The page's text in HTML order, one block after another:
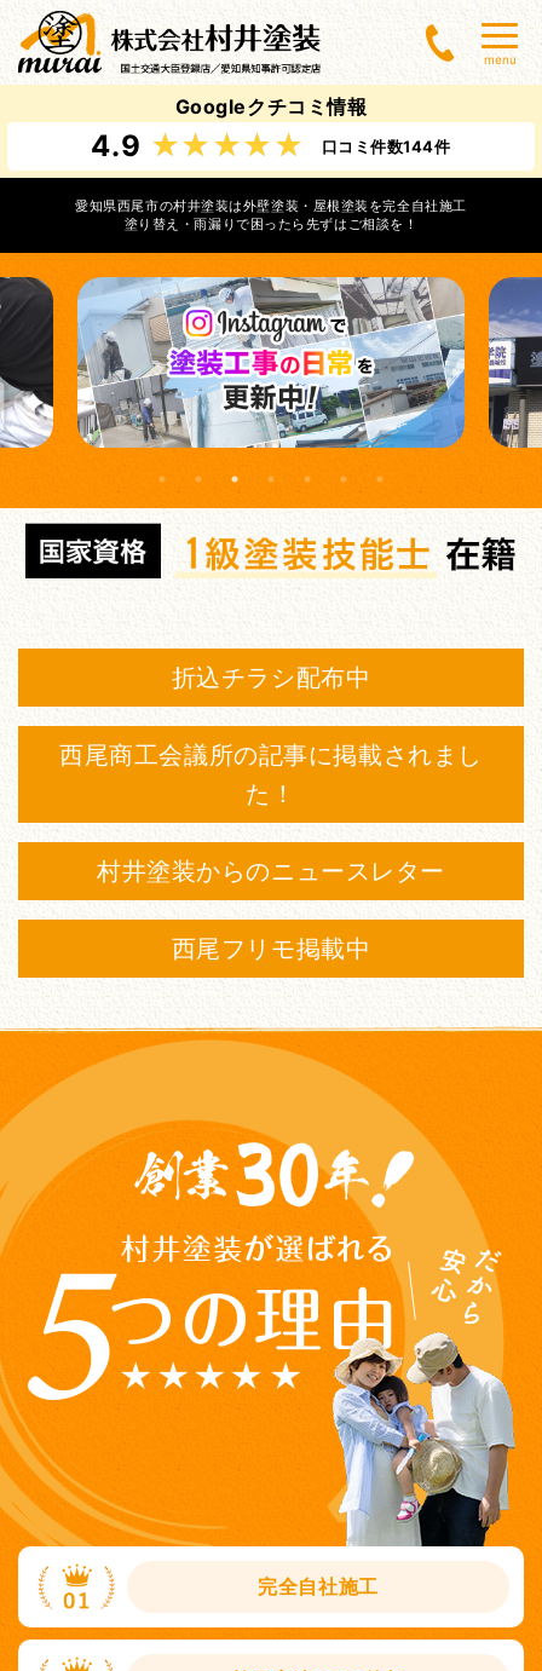
menu
Googleクチコミ情報
4.9 口コミ件数144件
愛知県西尾市の村井塗装は外壁塗装・屋根塗装を完全自社施工
塗り替え・雨漏りで困ったら先ずはご相談を！
折込チラシ配布中
西尾商工会議所の記事に掲載されまし
た！
村井塗装からのニュースレター
西尾フリモ掲載中
完全自社施工